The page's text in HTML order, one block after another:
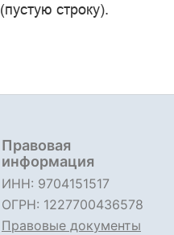
(пустую строку).
Правовая
информация
ИНН: 9704151517
ОГРН: 1227700436578
Правовые документы